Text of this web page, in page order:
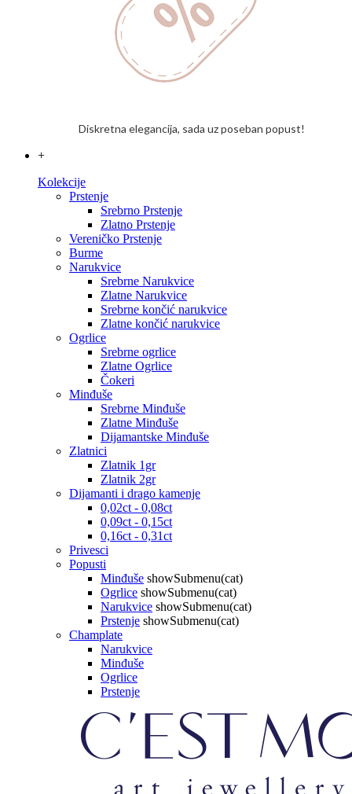
Diskretna elegancija, sada uz poseban popust!
+
Kolekcije
Prstenje
Srebrno Prstenje
Zlatno Prstenje
Vereničko Prstenje
Burme
Narukvice
Srebrne Narukvice
Zlatne Narukvice
Srebrne končić narukvice
Zlatne končić narukvice
Ogrlice
Srebrne ogrlice
Zlatne Ogrlice
Čokeri
Minđuše
Srebrne Minđuše
Zlatne Minđuše
Dijamantske Minđuše
Zlatnici
Zlatnik 1gr
Zlatnik 2gr
Dijamanti i drago kamenje
0,02ct - 0,08ct
0,09ct - 0,15ct
0,16ct - 0,31ct
Privesci
Popusti
Minđuše showSubmenu(cat)
Ogrlice showSubmenu(cat)
Narukvice showSubmenu(cat)
Prstenje showSubmenu(cat)
Champlate
Narukvice
Minđuše
Ogrlice
Prstenje